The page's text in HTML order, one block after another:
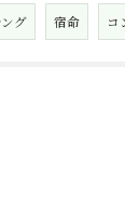
グ 宿命 コ
わせ・ご相談は